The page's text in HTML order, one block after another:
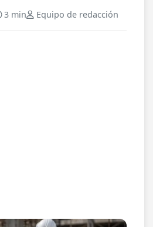
3 min Equipo de redacción